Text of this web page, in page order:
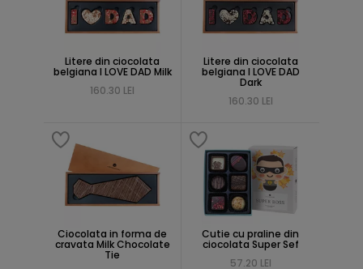
Litere din ciocolata
belgiana I LOVE DAD Milk
160.30 LEI
Litere din ciocolata
belgiana I LOVE DAD
Dark
160.30 LEI
Ciocolata in forma de
cravata Milk Chocolate
Tie
Cutie cu praline din
ciocolata Super Sef
57.20 LEI